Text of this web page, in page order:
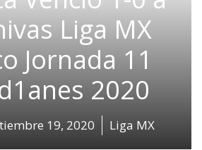
Liga MX
Jornada 11
2020
19, 2020 Liga MX